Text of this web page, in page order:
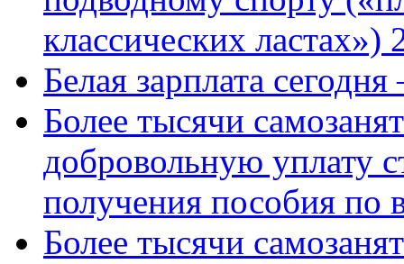
классических ластах»)
Белая зарплата
Более тысячи
добровольную уплату
получения пособия по
Более тысячи